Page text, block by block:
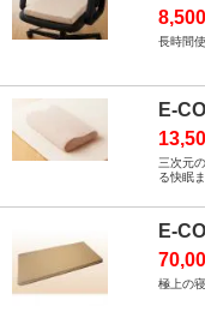
長時間
E-
三次元
る快眠
E-
極上の